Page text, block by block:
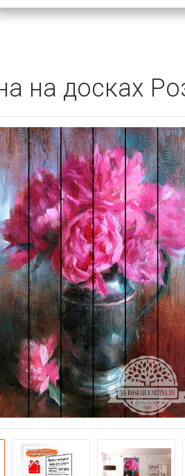
на досках